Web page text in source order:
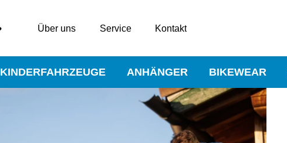
Über uns Service Kontakt
KINDERFAHRZEUGE ANHÄNGER BIKEWEAR